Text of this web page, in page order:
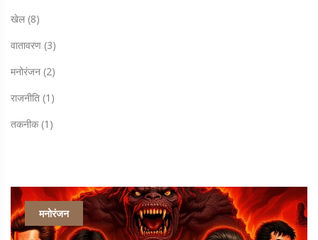
खेल (8)
वातावरण (3)
मनोरंजन (2)
राजनीति (1)
तकनीक (1)
मनोरंजन